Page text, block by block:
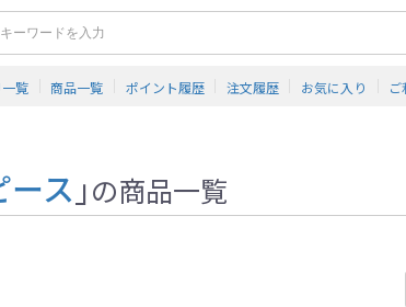
覧 商品一覧 ポイント履歴 注文履歴 お気に入り
ス 」の商品一覧